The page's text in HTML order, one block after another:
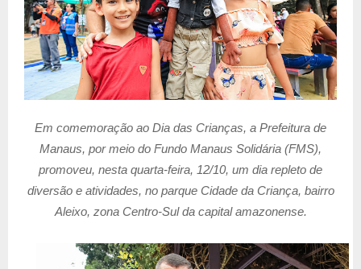
Em comemoração ao Dia das Crianças, a Prefeitura de
Manaus, por meio do Fundo Manaus Solidária (FMS),
promoveu, nesta quarta-feira, 12/10, um dia repleto de
diversão e atividades, no parque Cidade da Criança, bairro
Aleixo, zona Centro-Sul da capital amazonense.